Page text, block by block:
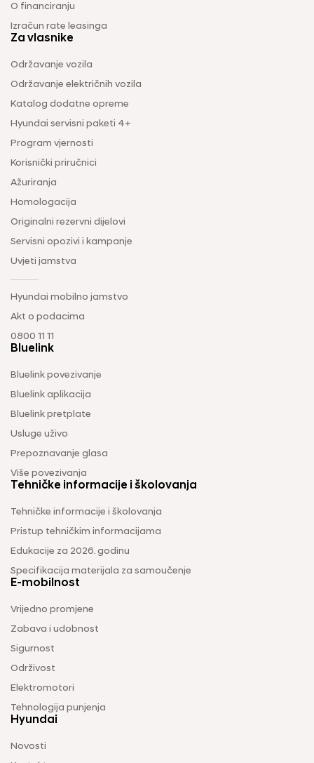
O financiranju
Izračun rate leasinga
Za vlasnike
Održavanje vozila
Održavanje električnih vozila
Katalog dodatne opreme
Hyundai servisni paketi 4+
Program vjernosti
Korisnički priručnici
Ažuriranja
Homologacija
Originalni rezervni dijelovi
Servisni opozivi i kampanje
Uvjeti jamstva
Hyundai mobilno jamstvo
Akt o podacima
0800 11 11
Bluelink
Bluelink povezivanje
Bluelink aplikacija
Bluelink pretplate
Usluge uživo
Prepoznavanje glasa
Više povezivanja
Tehničke informacije i školovanja
Tehničke informacije i školovanja
Pristup tehničkim informacijama
Edukacije za 2026. godinu
Specifikacija materijala za samoučenje
E-mobilnost
Vrijedno promjene
Zabava i udobnost
Sigurnost
Održivost
Elektromotori
Tehnologija punjenja
Hyundai
Novosti